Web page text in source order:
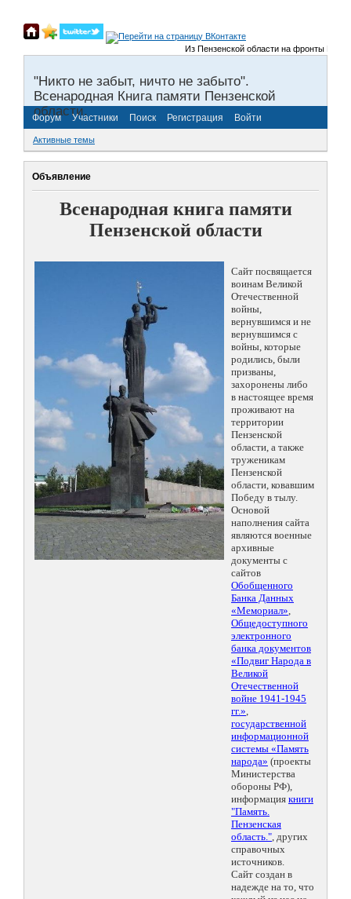
Из Пензенской области на фронты
"Никто не забыт, ничто не забыто".
Всенародная Книга памяти Пензенской
области.
Форум Участники Поиск Регистрация Войти
Активные темы
Объявление
Всенародная книга памяти
Пензенской области
Сайт посвящается
воинам Великой
Отечественной
войны,
вернувшимся и не
вернувшимся с
войны, которые
родились, были
призваны,
захоронены либо
в настоящее время
проживают на
территории
Пензенской
области, а также
труженикам
Пензенской
области, ковавшим
Победу в тылу.
Основой
наполнения сайта
являются военные
архивные
документы с
сайтов
Обобщенного
Банка Данных
«Мемориал»,
Общедоступного
электронного
банка документов
«Подвиг Народа в
Великой
Отечественной
войне 1941-1945
гг.»,
государственной
информационной
системы «Память
народа» (проекты
Министерства
обороны РФ),
информация книги
"Память.
Пензенская
область.", других
справочных
источников.
Сайт создан в
надежде на то, что